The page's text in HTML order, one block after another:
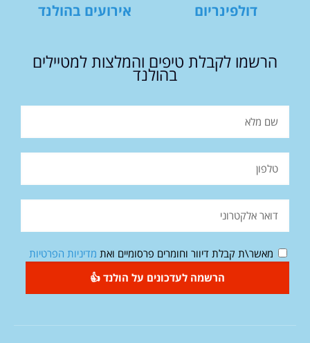
דולפינריום
אירועים בהולנד
הרשמו לקבלת טיפים והמלצות למטיילים
בהולנד
מאשר\ת קבלת דיוור וחומרים פרסומיים ואת מדיניות הפרטיות
הרשמה לעדכונים על הולנד 👍